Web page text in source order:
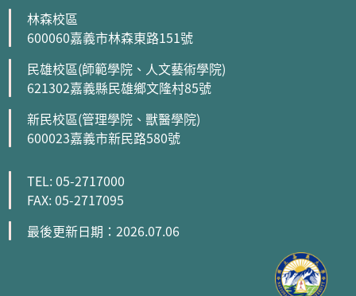
林森校區
600060嘉義市林森東路151號
民雄校區(師範學院、人文藝術學院)
621302嘉義縣民雄鄉文隆村85號
新民校區(管理學院、獸醫學院)
600023嘉義市新民路580號
TEL: 05-2717000
FAX: 05-2717095
最後更新日期：2026.07.06